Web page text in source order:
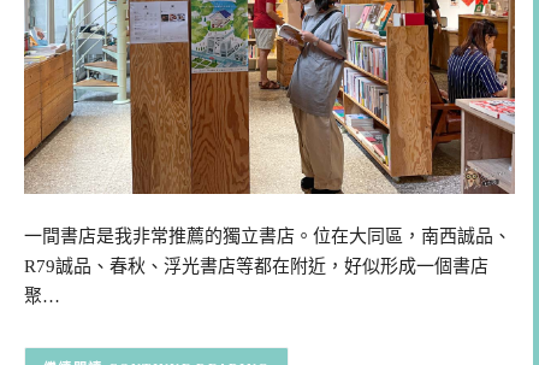
一間書店是我非常推薦的獨立書店。位在大同區，南西誠品、
R79誠品、春秋、浮光書店等都在附近，好似形成一個書店
聚…